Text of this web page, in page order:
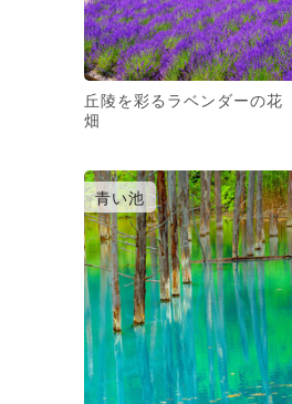
丘陵を彩るラベンダーの花
畑
青い池